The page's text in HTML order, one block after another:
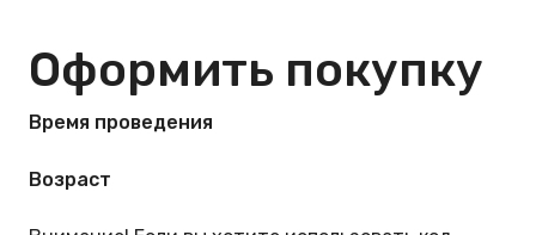
Оформить покупку
Время проведения
Возраст